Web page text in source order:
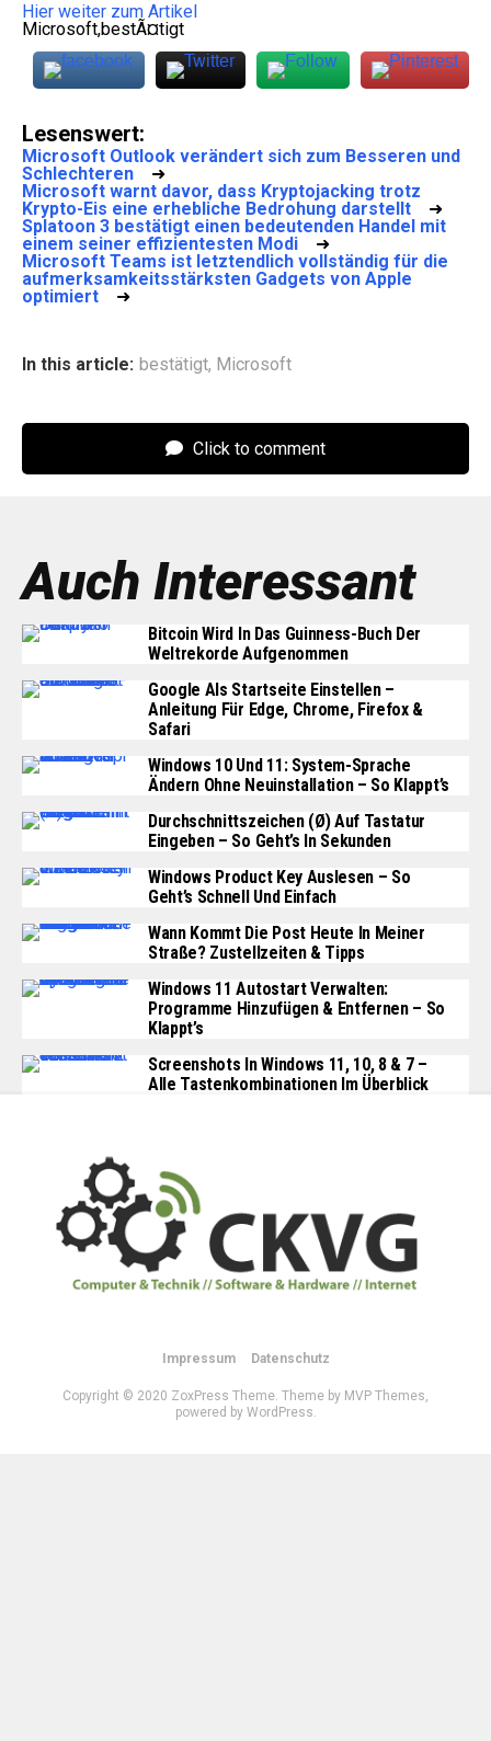
Hier weiter zum Artikel
Microsoft,bestÃ¤tigt
Lesenswert:
Microsoft Outlook verändert sich zum Besseren und
Schlechteren ➜
Microsoft warnt davor, dass Kryptojacking trotz
Krypto-Eis eine erhebliche Bedrohung darstellt ➜
Splatoon 3 bestätigt einen bedeutenden Handel mit
einem seiner effizientesten Modi ➜
Microsoft Teams ist letztendlich vollständig für die
aufmerksamkeitsstärksten Gadgets von Apple
optimiert ➜
In this article: bestätigt, Microsoft
Click to comment
Auch Interessant
Bitcoin Wird In Das Guinness-Buch Der
Weltrekorde Aufgenommen
Google Als Startseite Einstellen –
Anleitung Für Edge, Chrome, Firefox &
Safari
Windows 10 Und 11: System-Sprache
Ändern Ohne Neuinstallation – So Klappt’s
Durchschnittszeichen (Ø) Auf Tastatur
Eingeben – So Geht’s In Sekunden
Windows Product Key Auslesen – So
Geht’s Schnell Und Einfach
Wann Kommt Die Post Heute In Meiner
Straße? Zustellzeiten & Tipps
Windows 11 Autostart Verwalten:
Programme Hinzufügen & Entfernen – So
Klappt’s
Screenshots In Windows 11, 10, 8 & 7 –
Alle Tastenkombinationen Im Überblick
Impressum Datenschutz
Copyright © 2020 ZoxPress Theme. Theme by MVP Themes,
powered by WordPress.